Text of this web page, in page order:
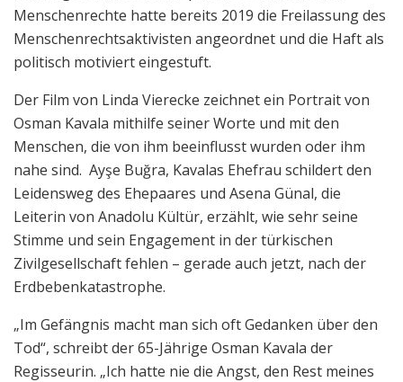
Menschenrechte hatte bereits 2019 die Freilassung des
Menschenrechtsaktivisten angeordnet und die Haft als
politisch motiviert eingestuft.
Der Film von Linda Vierecke zeichnet ein Portrait von
Osman Kavala mithilfe seiner Worte und mit den
Menschen, die von ihm beeinflusst wurden oder ihm
nahe sind. Ayşe Buğra, Kavalas Ehefrau schildert den
Leidensweg des Ehepaares und Asena Günal, die
Leiterin von Anadolu Kültür, erzählt, wie sehr seine
Stimme und sein Engagement in der türkischen
Zivilgesellschaft fehlen – gerade auch jetzt, nach der
Erdbebenkatastrophe.
„Im Gefängnis macht man sich oft Gedanken über den
Tod“, schreibt der 65-Jährige Osman Kavala der
Regisseurin. „Ich hatte nie die Angst, den Rest meines